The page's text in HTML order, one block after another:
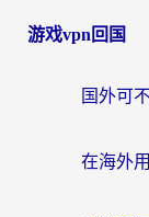
游戏vpn回国